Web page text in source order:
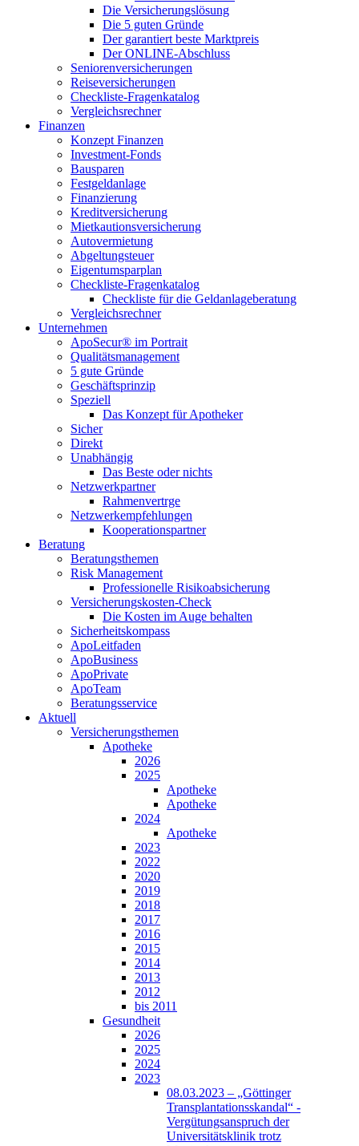
Die Versicherungslösung
Die 5 guten Gründe
Der garantiert beste Marktpreis
Der ONLINE-Abschluss
Seniorenversicherungen
Reiseversicherungen
Checkliste-Fragenkatalog
Vergleichsrechner
Finanzen
Konzept Finanzen
Investment-Fonds
Bausparen
Festgeldanlage
Finanzierung
Kreditversicherung
Mietkautionsversicherung
Autovermietung
Abgeltungsteuer
Eigentumsparplan
Checkliste-Fragenkatalog
Checkliste für die Geldanlageberatung
Vergleichsrechner
Unternehmen
ApoSecur® im Portrait
Qualitätsmanagement
5 gute Gründe
Geschäftsprinzip
Speziell
Das Konzept für Apotheker
Sicher
Direkt
Unabhängig
Das Beste oder nichts
Netzwerkpartner
Rahmenvertrge
Netzwerkempfehlungen
Kooperationspartner
Beratung
Beratungsthemen
Risk Management
Professionelle Risikoabsicherung
Versicherungskosten-Check
Die Kosten im Auge behalten
Sicherheitskompass
ApoLeitfaden
ApoBusiness
ApoPrivate
ApoTeam
Beratungsservice
Aktuell
Versicherungsthemen
Apotheke
2026
2025
Apotheke
Apotheke
2024
Apotheke
2023
2022
2020
2019
2018
2017
2016
2015
2014
2013
2012
bis 2011
Gesundheit
2026
2025
2024
2023
08.03.2023 – „Göttinger
Transplantationsskandal“ -
Vergütungsanspruch der
Universitätsklinik trotz